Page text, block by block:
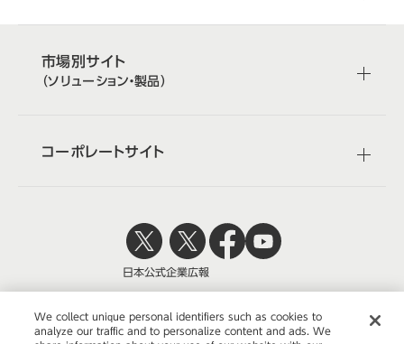
市場別サイト
（ソリューション・製品）
コーポレートサイト
日本公式企業広報
We collect unique personal identifiers such as cookies to
analyze our traffic and to personalize content and ads. We